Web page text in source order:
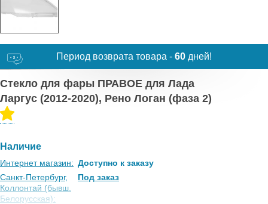
Период возврата товара - 60 дней!
Стекло для фары ПРАВОЕ для Лада
Ларгус (2012-2020), Рено Логан (фаза 2)
Наличие
Интернет магазин: Доступно к заказу
Санкт-Петербург,
Коллонтай (бывш.
Белорусская):
Под заказ